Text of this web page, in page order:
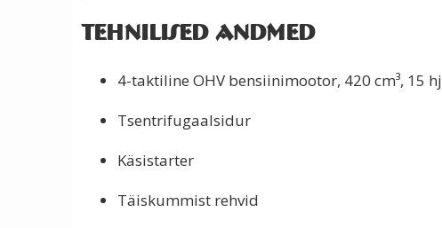
TEHNILISED ANDMED
4-taktiline OHV bensiinimootor, 420 cm³, 15 hj
Tsentrifugaalsidur
Käsistarter
Täiskummist rehvid